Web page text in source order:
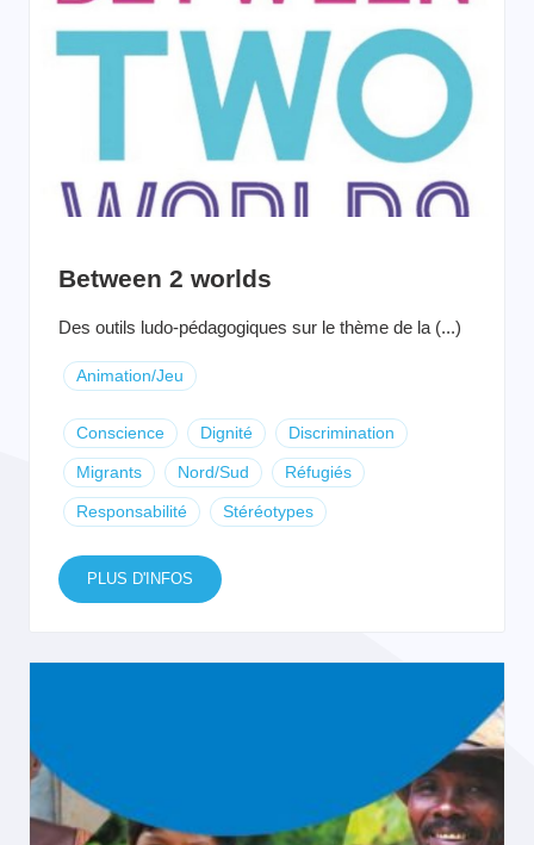
Between 2 worlds
Des outils ludo-pédagogiques sur le thème de la (...)
Animation/Jeu
Conscience Dignité Discrimination
Migrants Nord/Sud Réfugiés
Responsabilité Stéréotypes
PLUS D'INFOS